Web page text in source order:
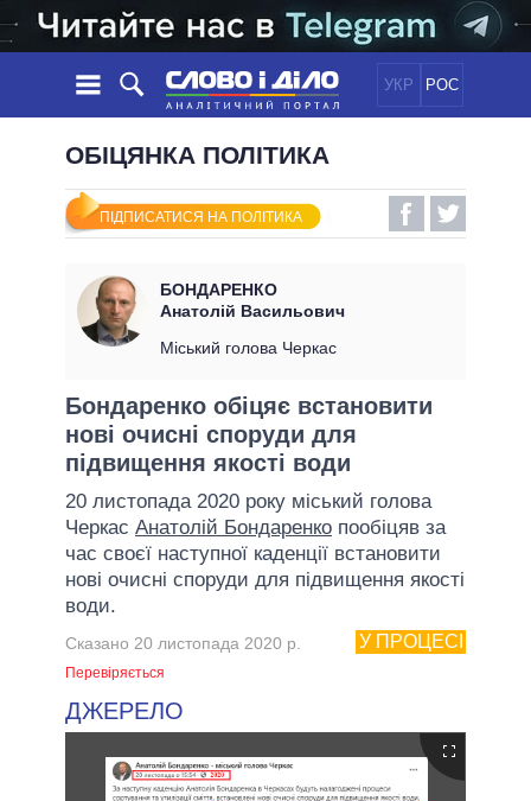
УКР РОС
НОВИНИ
СТРІЧКА
ПОДІЇ
СТАТТІ
ДУМКИ
ОГЛЯДИ
ПОЛІТИКА
ЕКОНОМІКА
СВІТ
ОБIЦЯНКИ
УСІ ПОЛІТИКИ
ПРЕЗИДЕНТ І ОФІС
КАБІНЕТ МІНІСТРІВ
ГОЛОВИ ОБЛАДМІНІСТРАЦІЙ
МЕРИ МІСТ
ВСІ ПЕРСОНИ
ІНФОГРАФІКА
ВІДЕО
ПІДТРИМАТИ
ПОРІВНЯННЯ ПОЛІТИКІВ
ОБІЦЯНКА ПОЛІТИКА
ПІДПИСАТИСЯ НА ПОЛІТИКА
БОНДАРЕНКО
Анатолій Васильович
Міський голова Черкас
Бондаренко обіцяє встановити
нові очисні споруди для
підвищення якості води
20 листопада 2020 року міський голова
Черкас Анатолій Бондаренко пообіцяв за
час своєї наступної каденції встановити
нові очисні споруди для підвищення якості
води.
У ПРОЦЕСІ
Сказано 20 листопада 2020 р.
Перевіряється
ДЖЕРЕЛО